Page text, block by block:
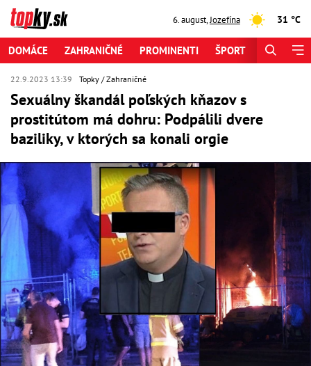
6. august,Jozefína 31 °C
DOMÁCE ZAHRANIČNÉ PROMINENTI ŠPORT
22.9.2023 13:39 Topky Zahraničné
Sexuálny škandál poľských kňazov s
prostitútom má dohru: Podpálili dvere
baziliky, v ktorých sa konali orgie